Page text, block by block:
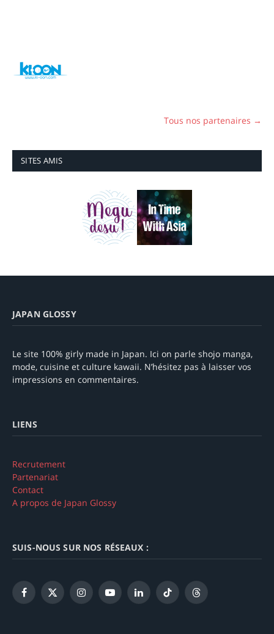
Tous nos partenaires →
SITES AMIS
JAPAN GLOSSY
Le site 100% girly made in Japan. Ici on parle shojo manga,
mode, cuisine et culture kawaii. N’hésitez pas à laisser vos
impressions en commentaires.
LIENS
Recrutement
Partenariat
Contact
A propos de Japan Glossy
SUIS-NOUS SUR NOS RÉSEAUX :
Facebook
X
InstagramYouTubeLinkedInTikTok Threads